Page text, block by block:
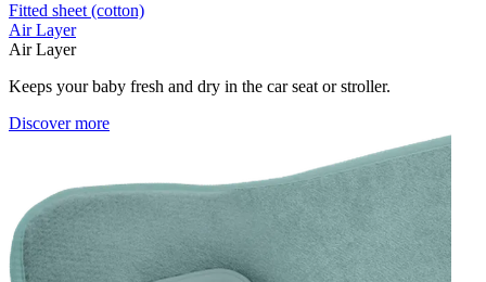
Fitted sheet (cotton)
Air Layer
Air Layer
Keeps your baby fresh and dry in the car seat or stroller.
Discover more